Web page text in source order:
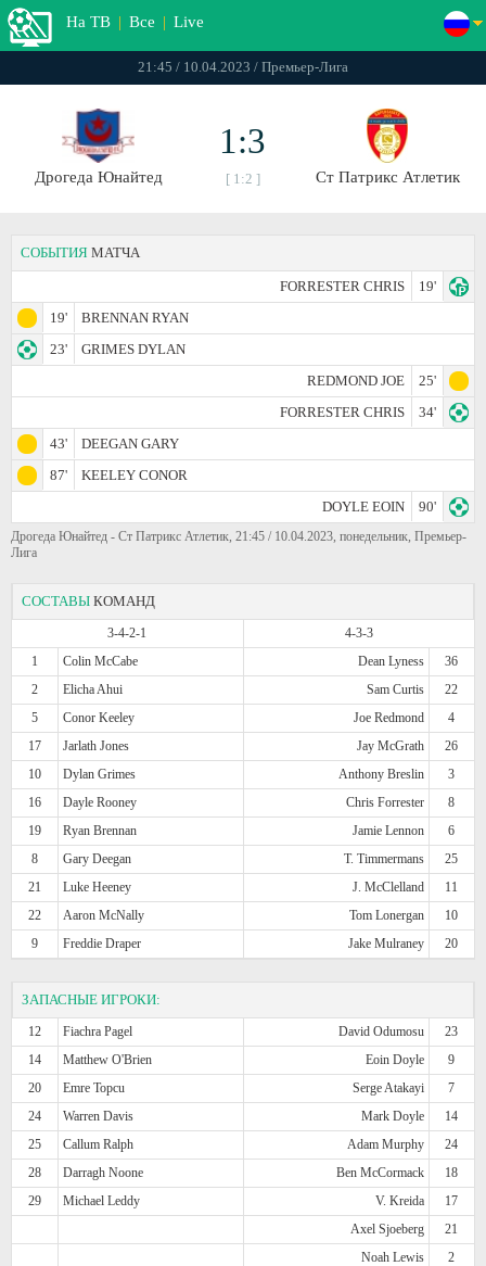
На ТВ | Все | Live
21:45 / 10.04.2023 / Премьер-Лига
Дрогеда Юнайтед
1:3
[ 1:2 ] Ст Патрикс Атлетик
СОБЫТИЯ МАТЧА
FORRESTER CHRIS
19'
19'
BRENNAN RYAN
23'
GRIMES DYLAN
REDMOND JOE
25'
FORRESTER CHRIS
34'
43'
DEEGAN GARY
87'
KEELEY CONOR
DOYLE EOIN
90'
Дрогеда Юнайтед - Ст Патрикс Атлетик, 21:45 / 10.04.2023, понедельник, Премьер-
Лига
СОСТАВЫ КОМАНД
3-4-2-1
4-3-3
1
Colin McCabe Dean Lyness
36
2
Elicha Ahui Sam Curtis
22
5
Conor Keeley Joe Redmond
4
17
Jarlath Jones Jay McGrath
26
10
Dylan Grimes Anthony Breslin
3
16
Dayle Rooney Chris Forrester
8
19
Ryan Brennan Jamie Lennon
6
8
Gary Deegan T. Timmermans
25
21
Luke Heeney J. McClelland
11
22
Aaron McNally Tom Lonergan
10
9
Freddie Draper Jake Mulraney 20
ЗАПАСНЫЕ ИГРОКИ:
12 Fiachra Pagel David Odumosu
23
14
Matthew O'Brien Eoin Doyle
9
20
Emre Topcu Serge Atakayi
7
24
Warren Davis Mark Doyle
14
25
Callum Ralph Adam Murphy
24
28
Darragh Noone Ben McCormack
18
29
Michael Leddy V. Kreida
17
Axel Sjoeberg
21
Noah Lewis
2